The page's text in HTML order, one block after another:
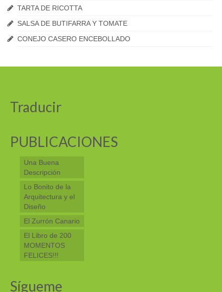
TARTA DE RICOTTA
SALSA DE BUTIFARRA Y TOMATE
CONEJO CASERO ENCEBOLLADO
Traducir
PUBLICACIONES
Una Buena
Descripción
Lo Bonito de la
Arquitectura y el
Diseño
El Zurrón Canario
El Libro de 200
MOMENTOS
FELICES!!!
Sígueme